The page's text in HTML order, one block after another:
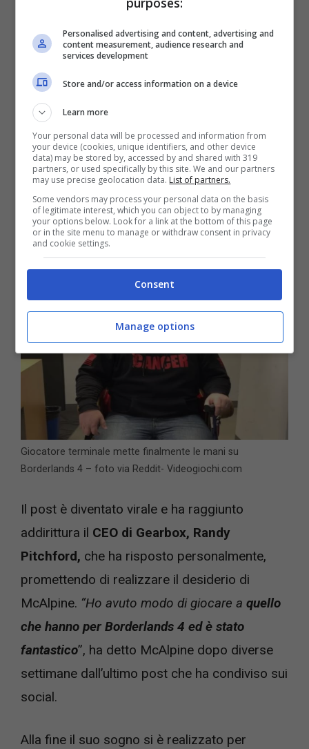
esaudire qualche sogno. Caleb McAlpine
aveva chiesto a Gearbox se fosse possibile
giocare aBorderlands 4 in anteprima dato
che, molto probabilmente,non ci sarà più
quando il videogioco uscirà
del 2025. Fino ad allora potrete fare una
scorpacciata diGame Pass per pochi soldi.
Giocatore terminale mette finalmente le mani su
Borderlands 4 – foto via Reddit- Videogiochi.com
Il post è diventato virale e ha raggiunto
addirittura il CEO di Gearbox, Randy
Pitchford, che ha risposto personalmente,
promettendo di realizzare il desiderio di
McAlpine. “Ho avuto modo di giocare a quello
che hanno per Borderlands 4 ed è stato
fantastico”, ha detto McAlpine dopo diverse
settimane dall’ultimo post che ha condiviso sui
social.
Alla fine il suo sogno si è realizzato per
Personalised advertising and content, advertising and
content measurement, audience research and
services development
Store and/or access information on a device
Learn more
Your personal data will be processed and information from
your device (cookies, unique identifiers, and other device
data) may be stored by, accessed by and shared with 319
partners, or used specifically by this site. We and our partners
may use precise geolocation data. List of partners.
Some vendors may process your personal data on the basis
of legitimate interest, which you can object to by managing
your options below. Look for a link at the bottom of this page
or in the site menu to manage or withdraw consent in privacy
and cookie settings.
Consent
Manage options